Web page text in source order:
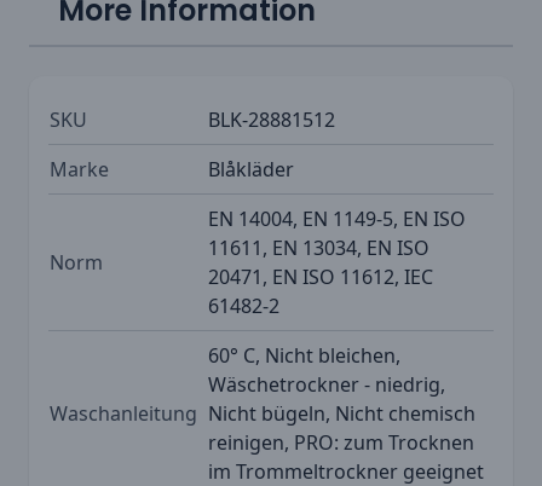
More Information
SKU
BLK-28881512
Marke
Blåkläder
Norm
EN 14004, EN 1149-5, EN ISO
11611, EN 13034, EN ISO
20471, EN ISO 11612, IEC
61482-2
Waschanleitung
60° C, Nicht bleichen,
Wäschetrockner - niedrig,
Nicht bügeln, Nicht chemisch
reinigen, PRO: zum Trocknen
im Trommeltrockner geeignet